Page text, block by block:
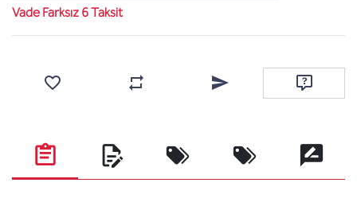
Vade Farksız 6 Taksit
Karşılaştırma listesine ekleArkadaşına e-posta ile
Soru sor